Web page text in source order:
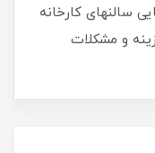
سالنهای کارخانه
و مشکلات